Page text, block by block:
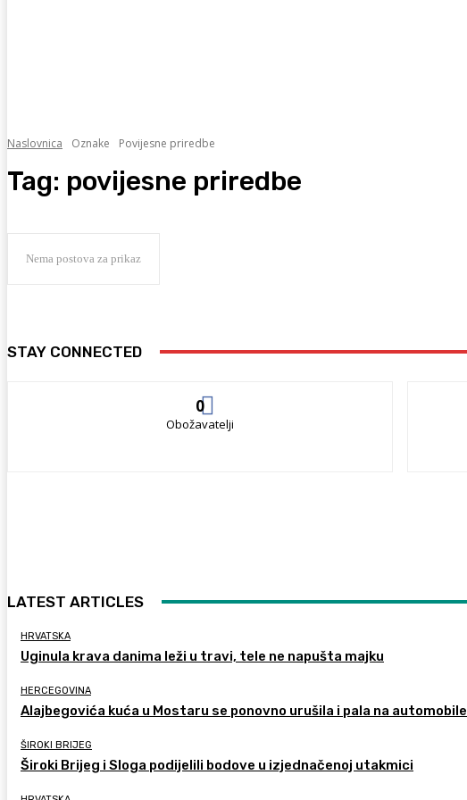
Naslovnica Oznake Povijesne priredbe
Tag: povijesne priredbe
Nema postova za prikaz
STAY CONNECTED
0
Obožavatelji
LATEST ARTICLES
HRVATSKA
Uginula krava danima leži u travi, tele ne napušta majku
HERCEGOVINA
Alajbegovića kuća u Mostaru se ponovno urušila i pala na automobile
ŠIROKI BRIJEG
Široki Brijeg i Sloga podijelili bodove u izjednačenoj utakmici